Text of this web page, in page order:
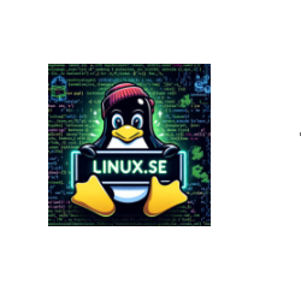
innehåll